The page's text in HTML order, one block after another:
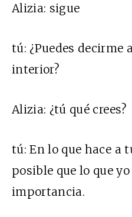
Alizia: sigue
tú: ¿Puedes decirme
interior?
Alizia: ¿tú qué crees?
tú: En lo que hace a
posible que lo que
importancia.